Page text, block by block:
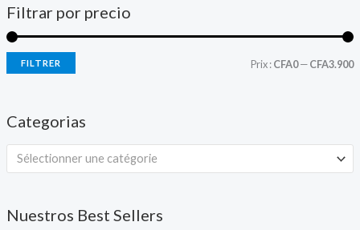
Filtrar por precio
FILTRER Prix :CFA0—CFA3.900
Categorias
Sélectionner une catégorie
Nuestros Best Sellers